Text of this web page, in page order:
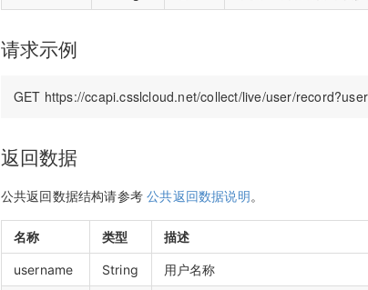
请求示例
返回数据
公共返回数据结构请参考公共返回数据说明。
名称 类型 描述
username String 用户名称